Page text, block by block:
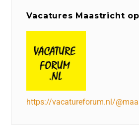
Vacatures Maastricht
https://vacatureforum.nl/